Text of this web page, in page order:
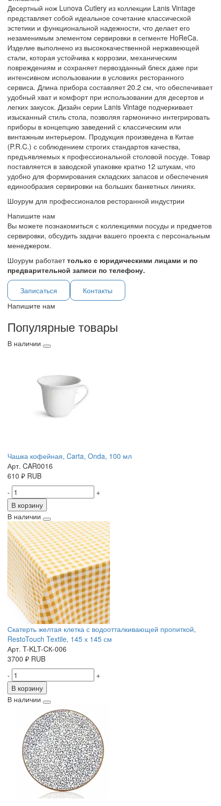
Десертный нож Lunova Cutlery из коллекции Lanis Vintage
представляет собой идеальное сочетание классической
эстетики и функциональной надежности, что делает его
незаменимым элементом сервировки в сегменте HoReCa.
Изделие выполнено из высококачественной нержавеющей
стали, которая устойчива к коррозии, механическим
повреждениям и сохраняет первозданный блеск даже при
интенсивном использовании в условиях ресторанного
сервиса. Длина прибора составляет 20.2 см, что обеспечивает
удобный хват и комфорт при использовании для десертов и
легких закусок. Дизайн серии Lanis Vintage подчеркивает
изысканный стиль стола, позволяя гармонично интегрировать
приборы в концепцию заведений с классическим или
винтажным интерьером. Продукция произведена в Китае
(P.R.C.) с соблюдением строгих стандартов качества,
предъявляемых к профессиональной столовой посуде. Товар
поставляется в заводской упаковке кратно 12 штукам, что
удобно для формирования складских запасов и обеспечения
единообразия сервировки на больших банкетных линиях.
Шоурум для профессионалов ресторанной индустрии
Напишите нам
Вы можете познакомиться с коллекциями посуды и предметов
сервировки, обсудить задачи вашего проекта с персональным
менеджером.
Шоурум работаеттолько с юридическими лицами и по
предварительной записи по телефону.
Записаться
Контакты
Напишите нам
Популярные товары
В наличии
Чашка кофейная, Carta, Onda, 100 мл
Арт. CAR0016
610 ₽ RUB
-
+
В корзину
В наличии
Скатерть желтая клетка с водоотталкивающей пропиткой,
RestoTouch Textile, 145 х 145 см
Арт. T-KLT-CК-006
3700 ₽ RUB
-
+
В корзину
В наличии